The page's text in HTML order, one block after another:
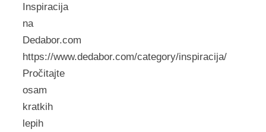
Inspiracija
na
Dedabor.com
https://www.dedabor.com/category/inspiracija/
Pročitajte
osam
kratkih
lepih